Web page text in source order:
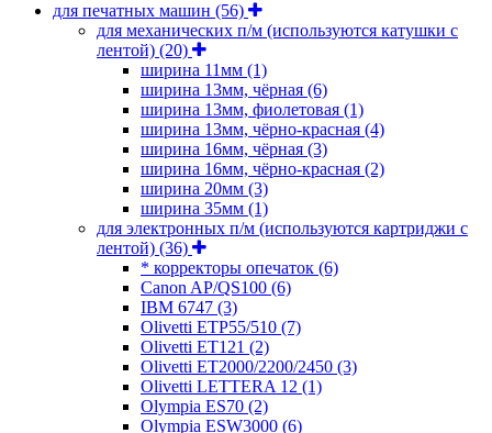
для печатных машин (56)
для механических п/м (используются катушки с
лентой) (20)
ширина 11мм (1)
ширина 13мм, чёрная (6)
ширина 13мм, фиолетовая (1)
ширина 13мм, чёрно-красная (4)
ширина 16мм, чёрная (3)
ширина 16мм, чёрно-красная (2)
ширина 20мм (3)
ширина 35мм (1)
для электронных п/м (используются картриджи с
лентой) (36)
* корректоры опечаток (6)
Canon AP/QS100 (6)
IBM 6747 (3)
Olivetti ETP55/510 (7)
Olivetti ET121 (2)
Olivetti ET2000/2200/2450 (3)
Olivetti LETTERA 12 (1)
Olympia ES70 (2)
Olympia ESW3000 (6)